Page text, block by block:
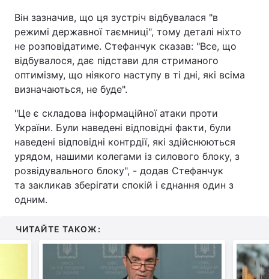
Він зазначив, що ця зустріч відбувалася "в
режимі державної таємниці", тому деталі ніхто
не розповідатиме. Стефанчук сказав: "Все, що
відбувалося, дає підстави для стриманого
оптимізму, що ніякого наступу в ті дні, які всіма
визначаються, не буде".
"Це є складова інформаційної атаки проти
України. Були наведені відповідні факти, були
наведені відповідні контрдії, які здійснюються
урядом, нашими колегами із силового блоку, з
розвідувального блоку", - додав Стефанчук
та закликав зберігати спокій і єднання один з
одним.
ЧИТАЙТЕ ТАКОЖ: